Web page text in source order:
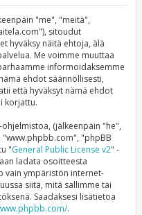
"me", "meitä",
sitoudut
hyväksy näitä ehtoja, älä
Me voimme muuttaa
informoidaksemme
ehdot säännöllisesti,
että hyväksyt nämä ehdot
korjattu.
(jälkeenpäin "he",
"phpBB
"General Public License v2" -
ladata osoitteesta
vain ympäristön internet-
siitä, mitä sallimme tai
Saadaksesi lisätietoa
.